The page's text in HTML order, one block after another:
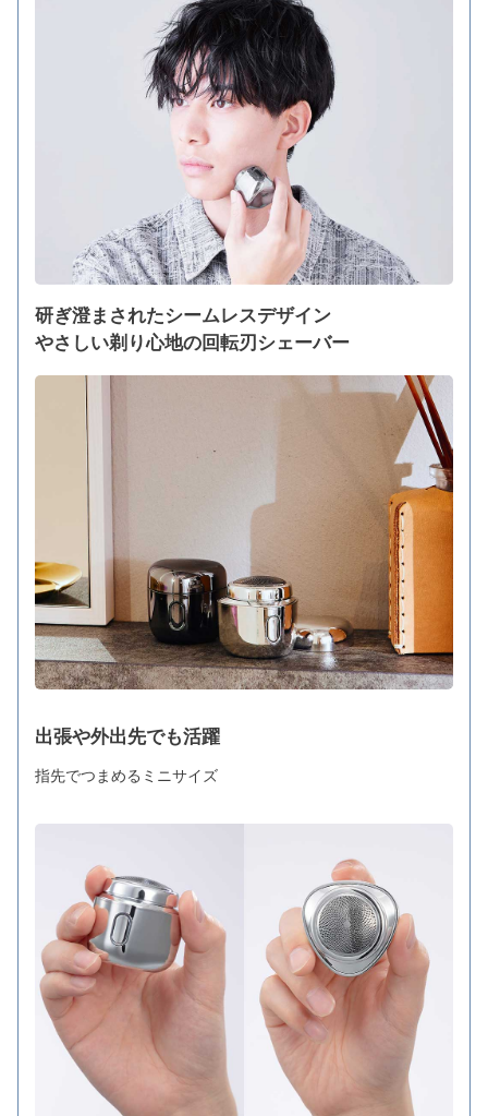
研ぎ澄まされたシームレスデザイン
やさしい剃り心地の回転刃シェーバー
出張や外出先でも活躍
指先でつまめるミニサイズ